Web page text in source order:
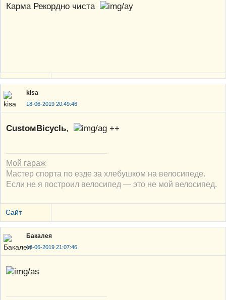
Карма Рекордно чиста
kisa
18-06-2019 20:49:46
CustoмBicyclь, ++
Мой гараж
Мастер спорта по езде за хлебушком на велосипеде.
Если не я построил велосипед — это не мой велосипед.
Сайт
Бакалея
18-06-2019 21:07:46